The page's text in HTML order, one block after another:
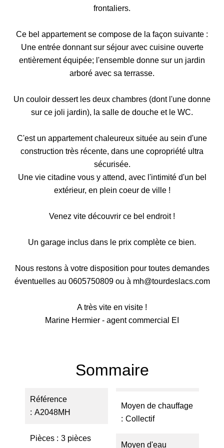
frontaliers.
Ce bel appartement se compose de la façon suivante :
Une entrée donnant sur séjour avec cuisine ouverte
entièrement équipée; l'ensemble donne sur un jardin
arboré avec sa terrasse.
Un couloir dessert les deux chambres (dont l'une donne
sur ce joli jardin), la salle de douche et le WC.
C'est un appartement chaleureux située au sein d'une
construction très récente, dans une copropriété ultra
sécurisée.
Une vie citadine vous y attend, avec l'intimité d'un bel
extérieur, en plein coeur de ville !
Venez vite découvrir ce bel endroit !
Un garage inclus dans le prix complète ce bien.
Nous restons à votre disposition pour toutes demandes
éventuelles au 0605750809 ou à mh@tourdeslacs.com
A très vite en visite !
Marine Hermier - agent commercial EI
Sommaire
Référence
A2048MH
Pièces 3 pièces
Moyen de chauffage
Collectif
Moyen d'eau